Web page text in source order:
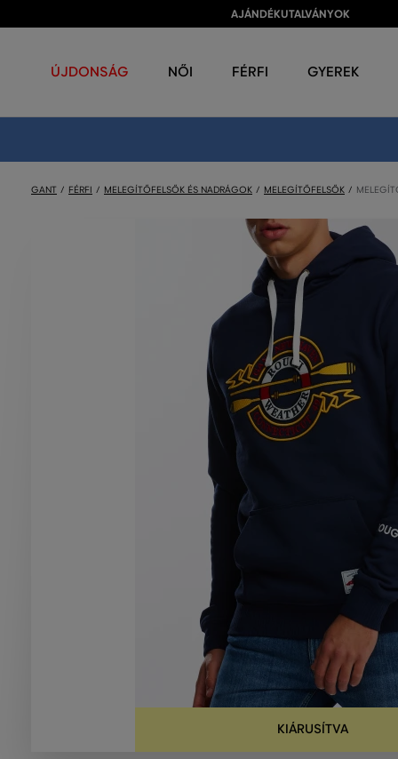
AJÁNDÉKUTALVÁNYOK
ÚJDONSÁG NŐI FÉRFI GYEREK
GANT FÉRFI MELEGÍTŐFELSŐK ÉS NADRÁGOK MELEGÍTŐFELSŐK
KIÁRUSÍTVA